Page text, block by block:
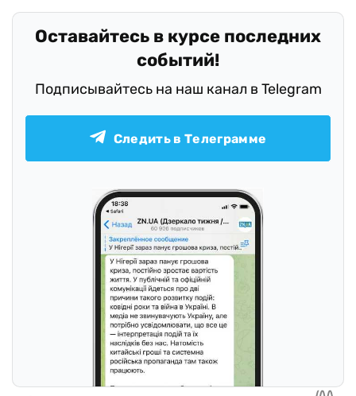
Оставайтесь в курсе последних
событий!
Подписывайтесь на наш канал в Telegram
Следить в Телеграмме